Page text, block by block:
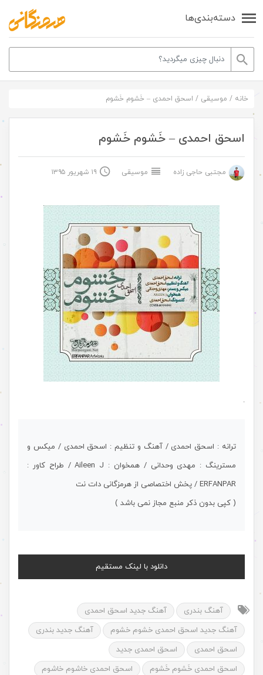
دسته‌بندی‌ها
خانه / موسیقی / اسحق احمدی – خَشوم خَشوم
اسحق احمدی – خَشوم خَشوم
مجتبی حاجی زاده موسیقی ۱۹ شهریور ۱۳۹۵
.
ترانه : اسحق احمدی / آهنگ و تنظیم : اسحق احمدی / میکس و
مسترینگ : مهدی وحدانی / همخوان : Aileen J / طراح کاور :
ERFANPAR / پخش اختصاصی از هرمزگانی دات نت
( کپی بدون ذکر منبع مجاز نمی باشد )
دانلود با لینک مستقیم
آهنگ بندری
آهنگ جدید اسحق احمدی
آهنگ جدید اسحق احمدی خشوم خشوم
آهنگ جدید بندری
اسحق احمدی
اسحق احمدی جدید
اسحق احمدی خَشوم خَشوم
اسحق احمدی خاشوم خاشوم